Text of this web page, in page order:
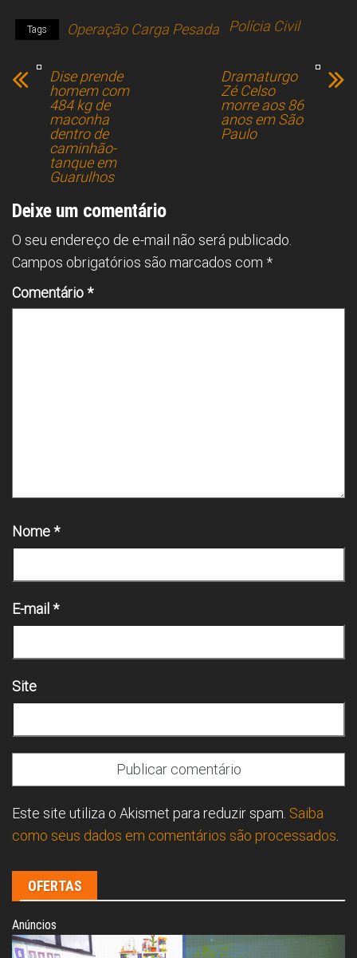
a
ce
b
o
ok
e
d
s
at e
ai
h
ar
Tags Operação Carga Pesada Polícia Civil
Dise prende
homem com
484 kg de
maconha
dentro de
caminhão-
tanque em
Guarulhos
Dramaturgo
Zé Celso
morre aos 86
anos em São
Paulo
Deixe um comentário
O seu endereço de e-mail não será publicado.
Campos obrigatórios são marcados com *
Comentário*
Nome*
E-mail*
Site
Este site utiliza o Akismet para reduzir spam. Saiba
como seus dados em comentários são processados
OFERTAS
Anúncios